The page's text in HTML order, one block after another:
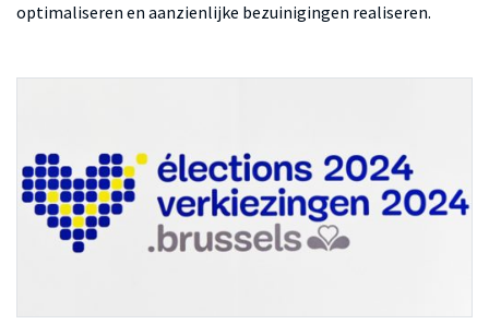
optimaliseren en aanzienlijke bezuinigingen realiseren.